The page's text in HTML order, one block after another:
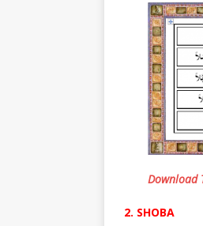
Download
2. SHOBA